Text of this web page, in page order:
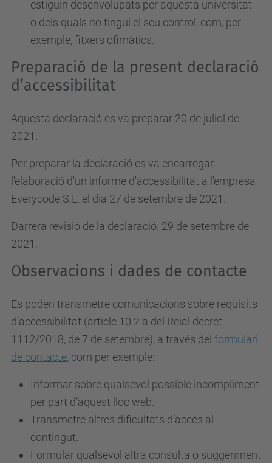
estiguin desenvolupats per aquesta universitat
o dels quals no tingui el seu control, com, per
exemple, fitxers ofimàtics.
Preparació de la present declaració
d’accessibilitat
Aquesta declaració es va preparar 20 de juliol de
2021.
Per preparar la declaració es va encarregar
l'elaboració d'un informe d'accessibilitat a l'empresa
Everycode S.L. el dia 27 de setembre de 2021.
Darrera revisió de la declaració: 29 de setembre de
2021.
Observacions i dades de contacte
Es poden transmetre comunicacions sobre requisits
d’accessibilitat (article 10.2.a del Reial decret
1112/2018, de 7 de setembre), a través del formulari
de contacte, com per exemple:
Informar sobre qualsevol possible incompliment
per part d’aquest lloc web.
Transmetre altres dificultats d’accés al
contingut.
Formular qualsevol altra consulta o suggeriment